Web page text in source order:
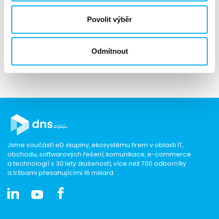
Povolit výběr
Odmítnout
Jsme součástí eD skupiny, ekosystému firem v oblasti IT,
obchodu, softwarových řešení, komunikace, e-commerce
a technologií s 30 lety zkušeností, více než 700 odborníky
a tržbami přesahujícími 16 miliard.